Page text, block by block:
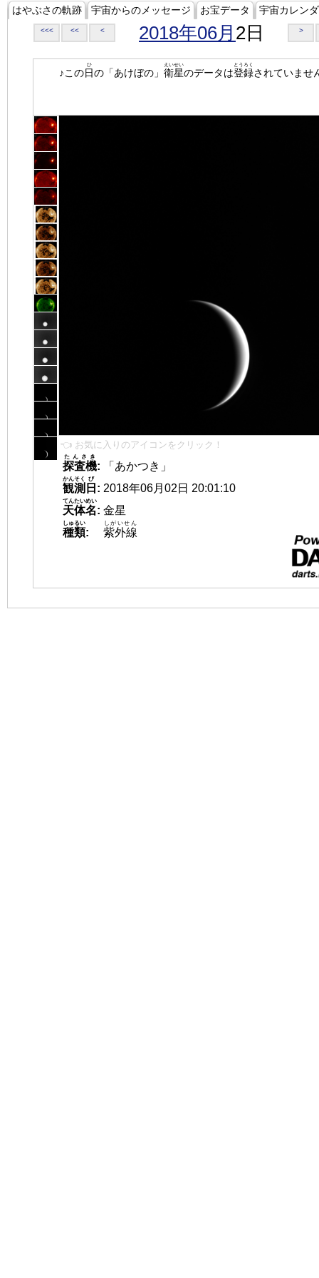
はやぶさの軌跡 宇宙からのメッセージ お宝データ 宇宙カレン
<<< << < 2018年06月 2日 >
♪この日
ひ
の「あけぼの」 衛星
えいせい
のデータは登録
とうろく
されていませ
👈 お気に入りのアイコンをクリック！
探査機
たんさき
:
「あかつき」
観測
かんそく
日
び
: 2018年06月02日 20:01:10
天体名
てんたいめい
: 金星
種類
しゅるい
: 紫外線
しがいせん